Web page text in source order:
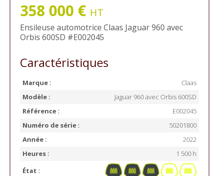
Ensileuse automotrice Claas Jaguar 960 avec
Orbis 600SD #E002045
358 000 € HT
Caractéristiques
Marque :
Claas
Modèle :
Jaguar 960 avec Orbis 600SD
Référence :
E002045
Numéro de série :
50201800
Année :
2022
Heures :
1 500 h
État :